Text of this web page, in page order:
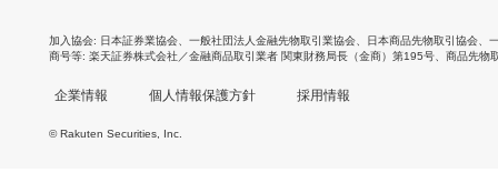
加入協会 日本証券業協会 一般社団法人金融先物取引業協会 日本商品先物取引協会
商号等 楽天証券株式会社／金融商品取引業者 関東財務局長（金商）第195号、商品先物
企業情報 個人情報保護方針 採用情報
© Rakuten Securities, Inc.